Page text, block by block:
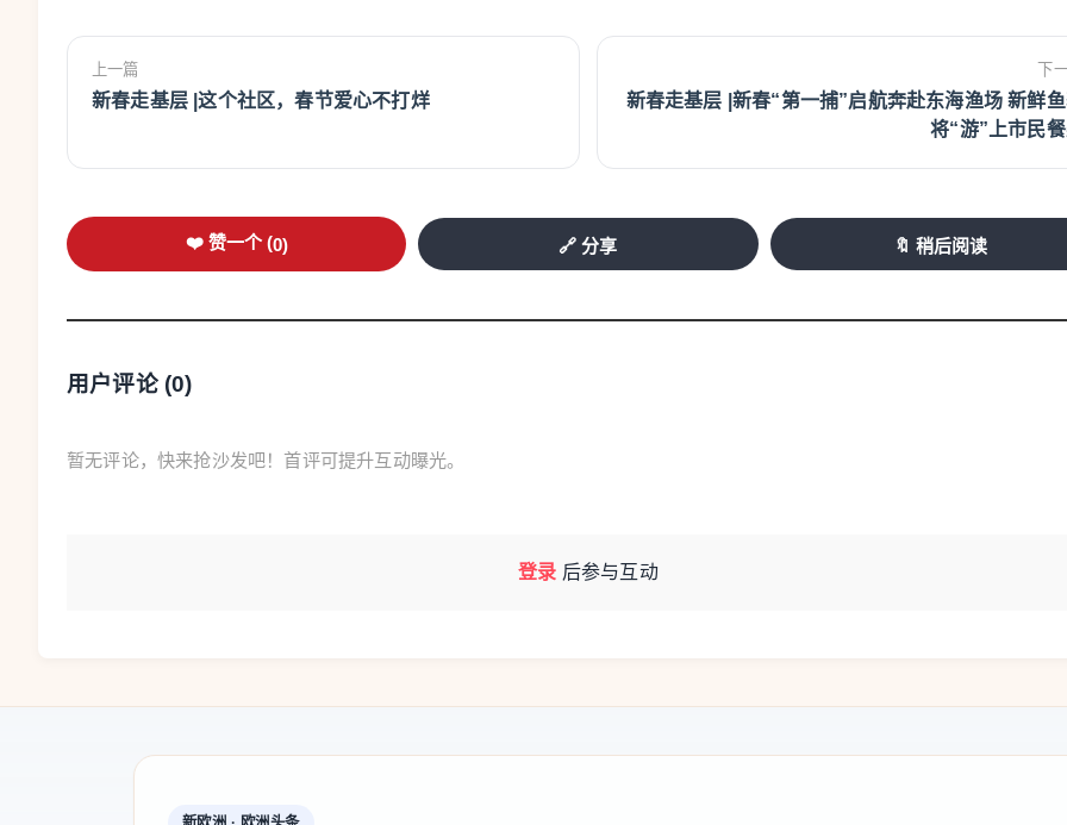
热情，温州房地产市场迎来了一波热闹的看房、购房热潮。
记者走访市区多家楼盘发现，春节期间的售楼处张灯结彩，红灯笼、中国结等装饰点缀其
间，洋溢着浓厚的节日氛围，前来看房、咨询的市民较平日有所增多。不少市民表示，平时工
大事。据走访了解，当前看房人群中，返乡置业者占据了相当大的比例，成为春节楼市的核心
消费力量之一。
看房人流“络绎不绝”
在位于滨江商务区的天曜序售楼处，刚一进门就感受到了火热的人气，记者看到沙盘区、
中心春节前几日项目的来访量就已显著攀升，春节期间更是开启“人气爆棚”模式，每天接待客户
完成，目前为少量高层剩余房源还在销售。”该项目相关负责人表示，作为招商、保利两大央企
上一篇
新春走基层 |这个社区，春节爱心不打烊
下
新春走基层 |新春“第一捕”启航奔赴东海渔场 新鲜
将“游”上市民
❤️ 赞一个 (0) 🔗 分享 🔖 稍后阅读
用户评论 (0)
暂无评论，快来抢沙发吧！首评可提升互动曝光。
登录 后参与互动